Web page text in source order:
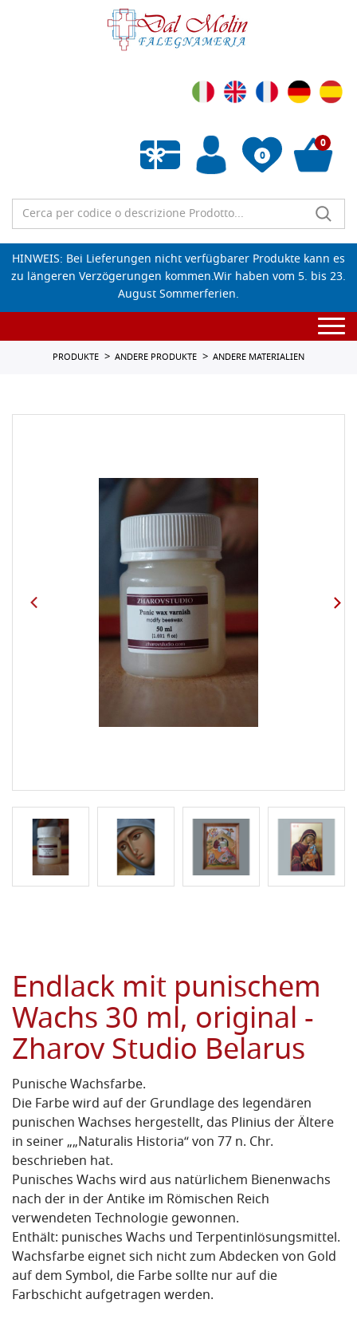
0
Wunschliste leeren
0
HINWEIS: Bei Lieferungen nicht verfügbarer Produkte kann es
zu längeren Verzögerungen kommen.Wir haben vom 5. bis 23.
August Sommerferien.
PRODUKTE ANDERE PRODUKTE ANDERE MATERIALIEN
Endlack mit punischem
Wachs 30 ml, original -
Zharov Studio Belarus
Punische Wachsfarbe.
Die Farbe wird auf der Grundlage des legendären
punischen Wachses hergestellt, das Plinius der Ältere
in seiner „„Naturalis Historia“ von 77 n. Chr.
beschrieben hat.
Punisches Wachs wird aus natürlichem Bienenwachs
nach der in der Antike im Römischen Reich
verwendeten Technologie gewonnen.
Enthält: punisches Wachs und Terpentinlösungsmittel.
Wachsfarbe eignet sich nicht zum Abdecken von Gold
auf dem Symbol, die Farbe sollte nur auf die
Farbschicht aufgetragen werden.